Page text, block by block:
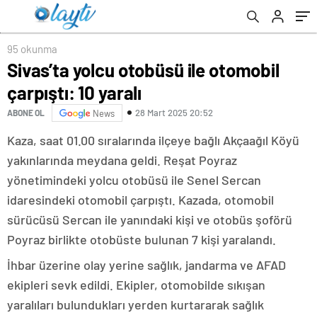
95 okunma
Sivas’ta yolcu otobüsü ile otomobil
çarpıştı: 10 yaralı
ABONE OL News 28 Mart 2025 20:52
Kaza, saat 01.00 sıralarında ilçeye bağlı Akçaağıl Köyü
yakınlarında meydana geldi. Reşat Poyraz
yönetimindeki yolcu otobüsü ile Senel Sercan
idaresindeki otomobil çarpıştı. Kazada, otomobil
sürücüsü Sercan ile yanındaki kişi ve otobüs şoförü
Poyraz birlikte otobüste bulunan 7 kişi yaralandı.
İhbar üzerine olay yerine sağlık, jandarma ve AFAD
ekipleri sevk edildi. Ekipler, otomobilde sıkışan
yaralıları bulundukları yerden kurtararak sağlık